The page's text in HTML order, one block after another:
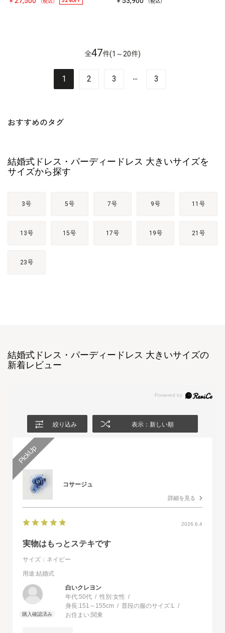
（税込） （税込）
全47件(1～20件)
1 2 3 3
おすすめのタグ
結婚式ドレス・パーディードレス 大きいサイズを
サイズから探す
3号 5号 7号 9号 11号
13号 15号 17号 19号 21号
23号
結婚式ドレス・パーディードレス 大きいサイズの
新着レビュー
絞り込み 表示：新しい順
コサージュ
詳細を見る
2026.6.4
実物はもっとステキです
サイズ：ネイビー
用途:結婚式
白いクレヨン
年代:50代 性別:女性
身長:151～155cm 普段の服のサイズ:L
お住まい:関東